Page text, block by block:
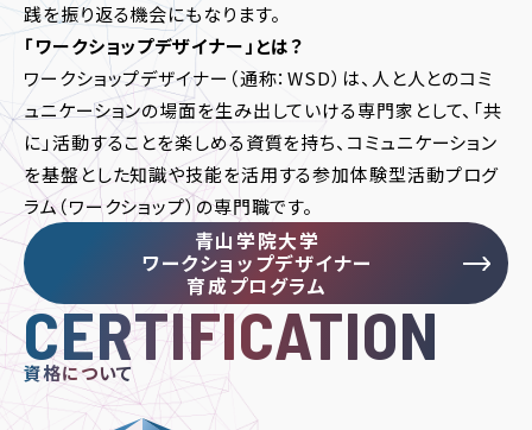
践を振り返る機会にもなります。
「ワークショップデザイナー」とは？
ワークショップデザイナー（通称：WSD）は、人と人とのコミ
ュニケーションの場面を生み出していける専門家として、「共
に」活動することを楽しめる資質を持ち、コミュニケーション
を基盤とした知識や技能を活用する参加体験型活動プログ
ラム（ワークショップ）の専門職です。
青山学院大学
ワークショップデザイナー
育成プログラム
CERTIFICATION
資格について